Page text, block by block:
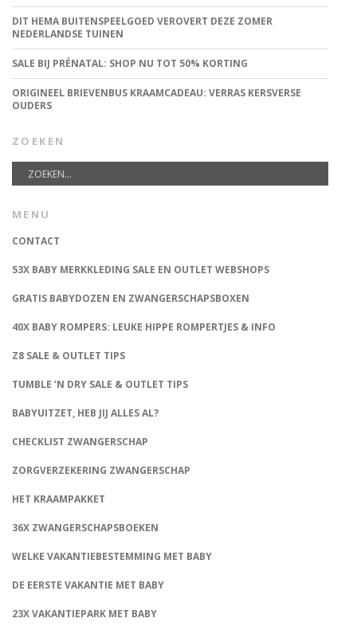
DIT HEMA BUITENSPEELGOED VEROVERT DEZE ZOMER
NEDERLANDSE TUINEN
SALE BIJ PRÉNATAL: SHOP NU TOT 50% KORTING
ORIGINEEL BRIEVENBUS KRAAMCADEAU: VERRAS KERSVERSE
OUDERS
ZOEKEN
MENU
CONTACT
53X BABY MERKKLEDING SALE EN OUTLET WEBSHOPS
GRATIS BABYDOZEN EN ZWANGERSCHAPSBOXEN
40X BABY ROMPERS: LEUKE HIPPE ROMPERTJES & INFO
Z8 SALE & OUTLET TIPS
TUMBLE ‘N DRY SALE & OUTLET TIPS
BABYUITZET, HEB JIJ ALLES AL?
CHECKLIST ZWANGERSCHAP
ZORGVERZEKERING ZWANGERSCHAP
HET KRAAMPAKKET
36X ZWANGERSCHAPSBOEKEN
WELKE VAKANTIEBESTEMMING MET BABY
DE EERSTE VAKANTIE MET BABY
23X VAKANTIEPARK MET BABY